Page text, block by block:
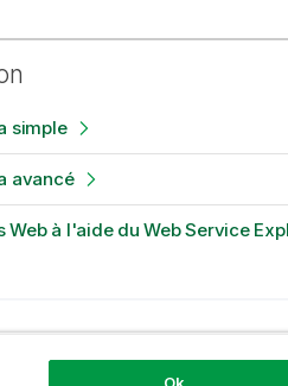
simple
avancé
Web à l'aide du Web Service